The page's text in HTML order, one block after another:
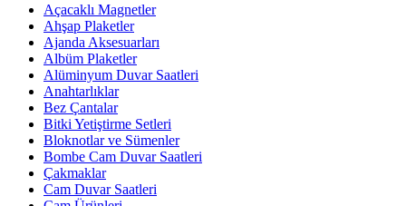
Açacaklı Magnetler
Ahşap Plaketler
Ajanda Aksesuarları
Albüm Plaketler
Alüminyum Duvar Saatleri
Anahtarlıklar
Bez Çantalar
Bitki Yetiştirme Setleri
Bloknotlar ve Sümenler
Bombe Cam Duvar Saatleri
Çakmaklar
Cam Duvar Saatleri